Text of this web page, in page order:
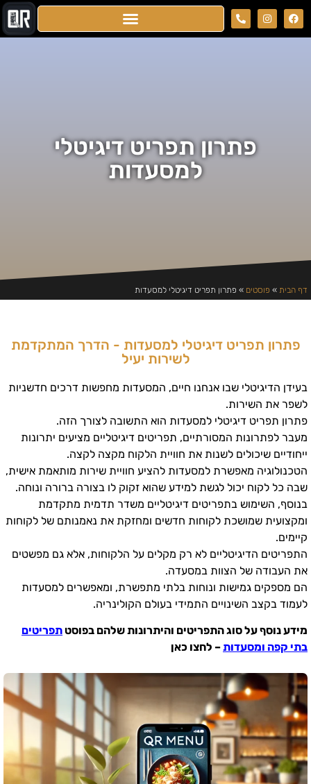
פתרון תפריט דיגיטלי
למסעדות
דף הבית » פוסטים » פתרון תפריט דיגיטלי למסעדות
פתרון תפריט דיגיטלי למסעדות - הדרך המתקדמת
לשירות יעיל
בעידן הדיגיטלי שבו אנחנו חיים, המסעדות מחפשות דרכים חדשניות
לשפר את השירות.
פתרון תפריט דיגיטלי למסעדות הוא התשובה לצורך הזה.
מעבר לפתרונות המסורתיים, תפריטים דיגיטליים מציעים יתרונות
ייחודיים שיכולים לשנות את חוויית הלקוח מקצה לקצה.
הטכנולוגיה מאפשרת למסעדות להציע חוויית שירות מותאמת אישית,
שבה כל לקוח יכול לגשת למידע שהוא זקוק לו בצורה ברורה ונוחה.
בנוסף, השימוש בתפריטים דיגיטליים משדר תדמית מתקדמת
ומקצועית שמושכת לקוחות חדשים ומחזקת את נאמנותם של לקוחות
קיימים.
התפריטים הדיגיטליים לא רק מקלים על הלקוחות, אלא גם מפשטים
את העבודה של הצוות במסעדה.
הם מספקים גמישות ונוחות בלתי מתפשרת, ומאפשרים למסעדות
לעמוד בקצב השינויים התמידי בעולם הקולינריה.
מידע נוסף על סוג התפריטים והיתרונות שלהם בפוסטתפריטים
בתי קפה ומסעדות– לחצו כאן